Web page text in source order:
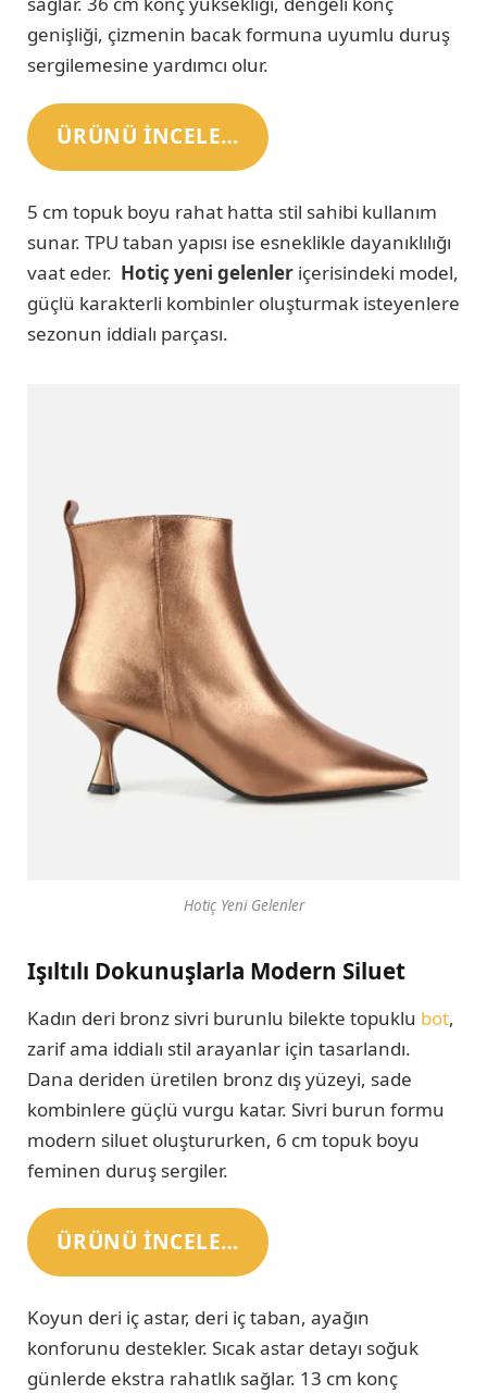
genişliği, çizmenin bacak formuna uyumlu duruş
sergilemesine yardımcı olur.
ÜRÜNÜ INCELE…
5 cm topuk boyu rahat hatta stil sahibi kullanım
sunar. TPU taban yapısı ise esneklikle dayanıklılığı
vaat eder. Hotiç yeni gelenler içerisindeki model,
güçlü karakterli kombinler oluşturmak isteyenlere
sezonun iddialı parçası.
Hotiç Yeni Gelenler
Işıltılı Dokunuşlarla Modern Siluet
Kadın deri bronz sivri burunlu bilekte topuklu bot,
zarif ama iddialı stil arayanlar için tasarlandı.
Dana deriden üretilen bronz dış yüzeyi, sade
kombinlere güçlü vurgu katar. Sivri burun formu
modern siluet oluştururken, 6 cm topuk boyu
feminen duruş sergiler.
ÜRÜNÜ INCELE…
Koyun deri iç astar, deri iç taban, ayağın
konforunu destekler. Sıcak astar detayı soğuk
günlerde ekstra rahatlık sağlar. 13 cm konç